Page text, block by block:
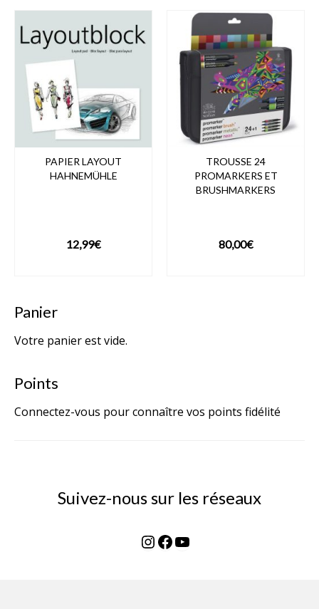
PAPIER LAYOUT
HAHNEMÜHLE
12,99€
TROUSSE 24
PROMARKERS ET
BRUSHMARKERS
80,00€
Panier
Votre panier est vide.
Points
Connectez-vous pour connaître vos points fidélité
Suivez-nous sur les réseaux
Instagram
Facebook
YouTube